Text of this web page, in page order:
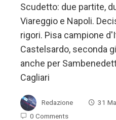
Scudetto: due partite,
Viareggio e Napoli.
rigori. Pisa campione
Castelsardo, seconda
anche per
Cagliari
Redazione
31
0 Comments